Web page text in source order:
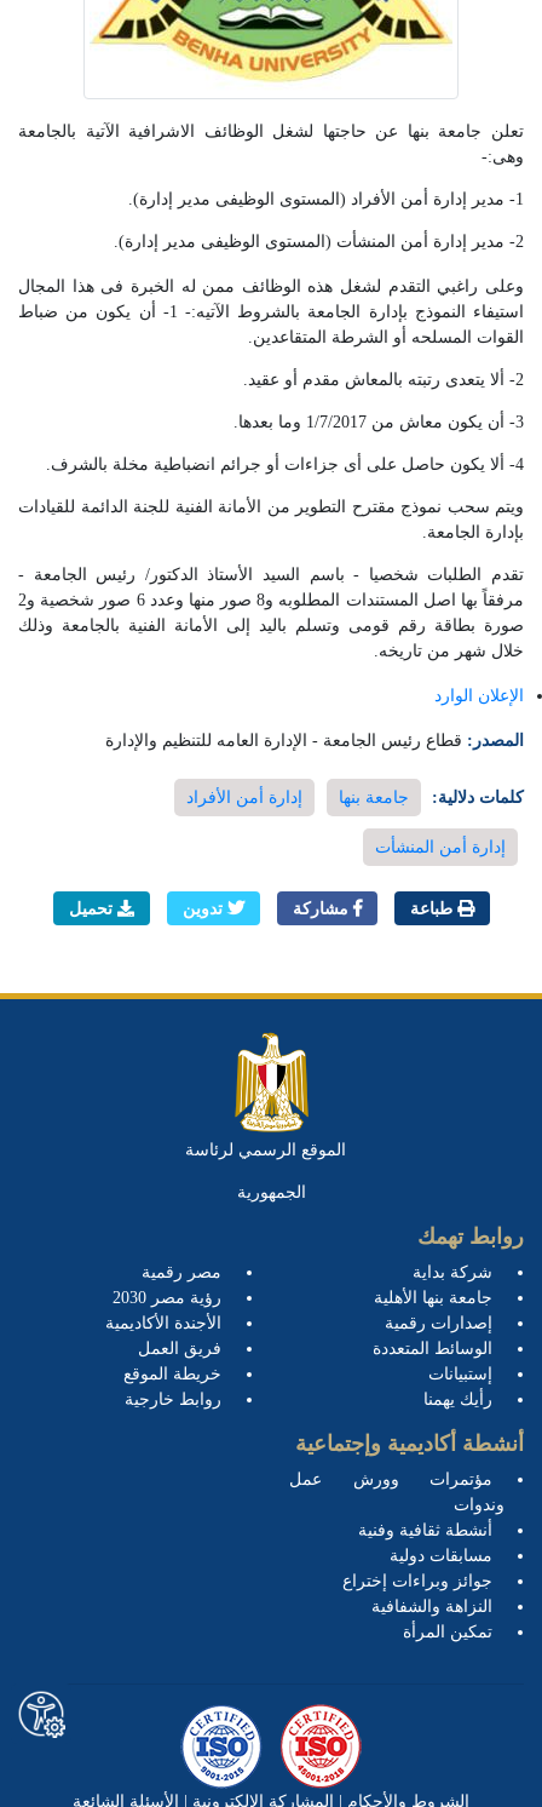
تعلن جامعة بنها عن حاجتها لشغل الوظائف الاشرافية الآتية بالجامعة
وهى:-
1- مدير إدارة أمن الأفراد (المستوى الوظيفى مدير إدارة).
2- مدير إدارة أمن المنشأت (المستوى الوظيفى مدير إدارة).
وعلى راغبي التقدم لشغل هذه الوظائف ممن له الخبرة فى هذا المجال
استيفاء النموذج بإدارة الجامعة بالشروط الآتيه:- 1- أن يكون من ضباط
القوات المسلحه أو الشرطة المتقاعدين.
2- ألا يتعدى رتبته بالمعاش مقدم أو عقيد.
3- أن يكون معاش من 1/7/2017 وما بعدها.
4- ألا يكون حاصل على أى جزاءات أو جرائم انضباطية مخلة بالشرف.
ويتم سحب نموذج مقترح التطوير من الأمانة الفنية للجنة الدائمة للقيادات
بإدارة الجامعة.
تقدم الطلبات شخصيا - باسم السيد الأستاذ الدكتور/ رئيس الجامعة -
مرفقاً بها اصل المستندات المطلوبه و8 صور منها وعدد 6 صور شخصية و2
صورة بطاقة رقم قومى وتسلم باليد إلى الأمانة الفنية بالجامعة وذلك
خلال شهر من تاريخه.
الإعلان الوارد
المصدر: قطاع رئيس الجامعة - الإدارة العامه للتنظيم والإدارة
كلمات دلالية: جامعة بنها إدارة أمن الأفراد
إدارة أمن المنشأت
طباعة مشاركة تدوين تحميل
الموقع الرسمي لرئاسة
الجمهورية
روابط تهمك
شركة بداية
جامعة بنها الأهلية
إصدارات رقمية
الوسائط المتعددة
إستبيانات
رأيك يهمنا
مصر رقمية
رؤية مصر 2030
الأجندة الأكاديمية
فريق العمل
خريطة الموقع
روابط خارجية
أنشطة أكاديمية وإجتماعية
مؤتمرات وورش عمل
وندوات
أنشطة ثقافية وفنية
مسابقات دولية
جوائز وبراءات إختراع
النزاهة والشفافية
تمكين المرأة
الشروط والأحكام المشاركة الإلكترونية الأسئلة الشائعة